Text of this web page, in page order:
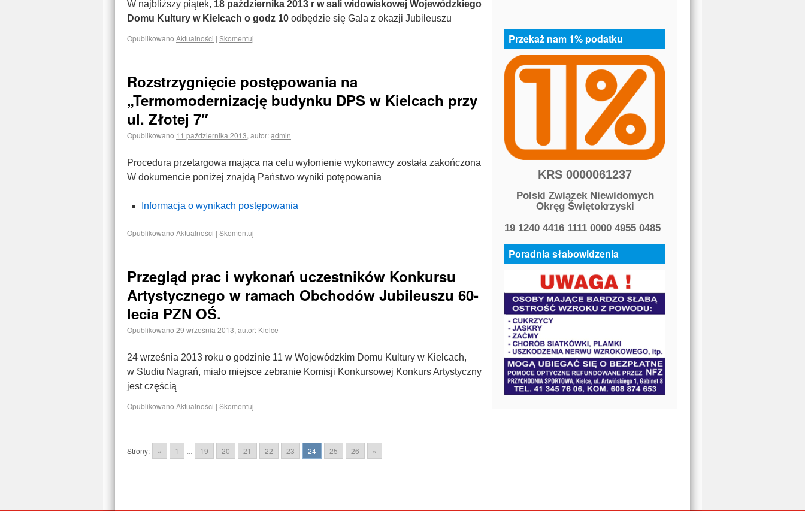
W najbliższy piątek, 18 października 2013 r w sali widowiskowej Wojewódzkiego
Domu Kultury w Kielcach o godz 10 odbędzie się Gala z okazji Jubileuszu
Opublikowano Aktualności | Skomentuj
Rozstrzygnięcie postępowania na
„Termomodernizację budynku DPS w Kielcach przy
ul. Złotej 7″
Opublikowano 11 października 2013, autor:admin
Procedura przetargowa mająca na celu wyłonienie wykonawcy została zakończona
W dokumencie poniżej znajdą Państwo wyniki potępowania
Informacja o wynikach postępowania
Opublikowano Aktualności | Skomentuj
Przegląd prac i wykonań uczestników Konkursu
Artystycznego w ramach Obchodów Jubileuszu 60-
lecia PZN OŚ.
Opublikowano 29 września 2013, autor: Kielce
24 września 2013 roku o godzinie 11 w Wojewódzkim Domu Kultury w Kielcach,
w Studiu Nagrań, miało miejsce zebranie Komisji Konkursowej Konkurs Artystyczny
jest częścią
Opublikowano Aktualności | Skomentuj
Strony: « 1 19 20 21 22 23 24 25 26 »
Przekaż nam 1% podatku
KRS 0000061237
Polski Związek Niewidomych
Okręg Świętokrzyski
19 1240 4416 1111 0000 4955 0485
Poradnia słabowidzenia